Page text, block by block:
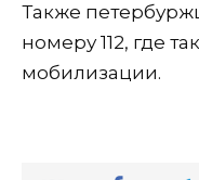
Также
номеру 112, где
мобилизации.